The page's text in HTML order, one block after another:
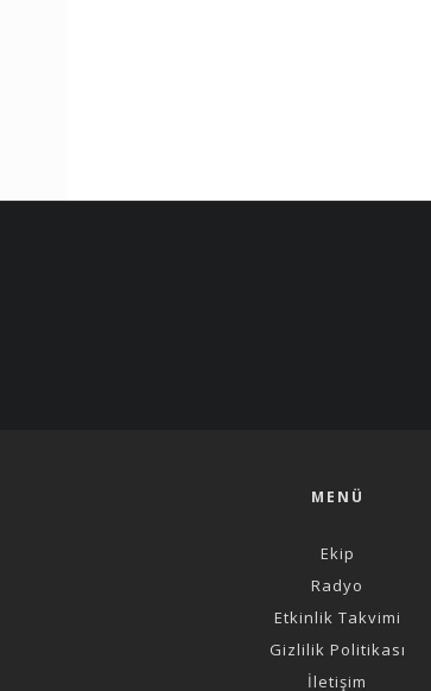
MENÜ
Ekip
Radyo
Etkinlik Takvimi
Gizlilik Politikası
İletişim